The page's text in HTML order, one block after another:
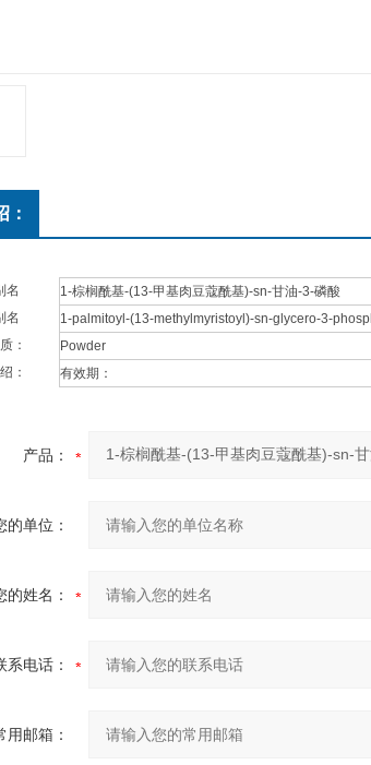
：
名
1-棕榈酰基-(13-甲基肉豆蔻酰基)-sn-甘油-3-磷酸
名
1-palmitoyl-(13-methylmyristoyl)-sn-glycero-3-
：
Powder
：
有效期：
产品：
的单位：
的姓名：
系电话：
用邮箱：